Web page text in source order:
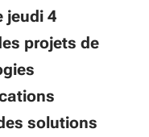
jeudi 4
projets de
solutions